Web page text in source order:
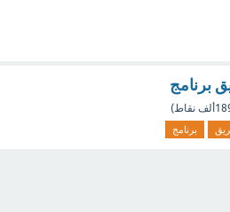
برنامج
نقاط)
برنامج